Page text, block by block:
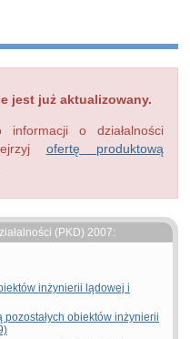
jest już aktualizowany.
o działalności
ofertę produktową
(PKD) 2007:
inżynierii lądowej i
obiektów inżynierii